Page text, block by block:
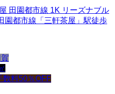
田園都市線 1K リーズナブル
都市線「三軒茶屋」駅徒歩
数料50％OFF